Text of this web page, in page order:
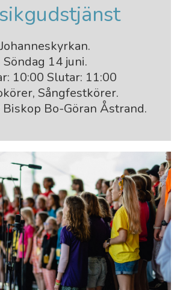
Johanneskyrkan.
Söndag 14 juni.
10:00 Slutar: 11:00
Sångfestkörer.
Bo-Göran Åstrand.